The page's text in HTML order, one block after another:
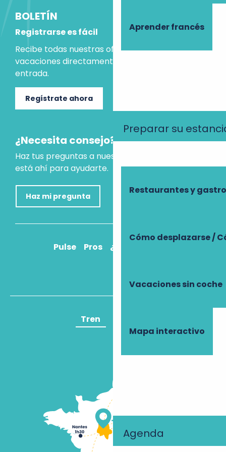
Aprender francés
Preparar su
Restaurantes y
Cómo desplazarse /
Vacaciones sin coche
Mapa interactivo
Agenda
BOLETÍN
Registrarse es fácil
Recibe todas nuestras ofertas e ideas para las
vacaciones directamente en tu bandeja de
entrada.
Regístrate ahora
¿Necesita consejo?
Haz tus preguntas a nuestro asistente virtual, que
está ahí para ayudarte.
Haz mi pregunta
Pulse Pros ¿Cómo llegar?
Tren